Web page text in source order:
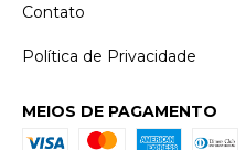
Contato
Política de Privacidade
MEIOS DE PAGAMENTO